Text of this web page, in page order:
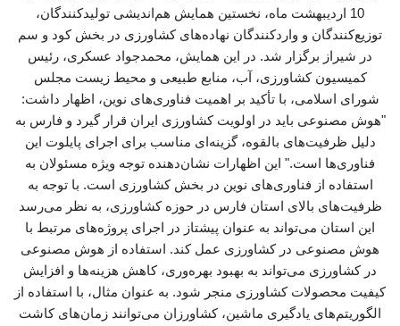
10 اردیبهشت ماه، نخستین همایش هم‌اندیشی تولیدکنندگان،
توزیع‌کنندگان و واردکنندگان نهاده‌های کشاورزی در بخش کود و سم
در شیراز برگزار شد. در این همایش، محمدجواد عسکری، رئیس
کمیسیون کشاورزی، آب، منابع طبیعی و محیط زیست مجلس
شورای اسلامی، با تأکید بر اهمیت فناوری‌های نوین، اظهار داشت:
"هوش مصنوعی باید در اولویت کشاورزی ایران قرار گیرد و فارس به
دلیل ظرفیت‌های بالقوه، گزینه‌ای مناسب برای اجرای پایلوت این
فناوری‌ها است." این اظهارات نشان‌دهنده توجه ویژه مسئولان به
استفاده از فناوری‌های نوین در بخش کشاورزی است. با توجه به
ظرفیت‌های بالای استان فارس در حوزه کشاورزی، به نظر می‌رسد
این استان می‌تواند به عنوان پیشتاز در اجرای پروژه‌های مرتبط با
هوش مصنوعی در کشاورزی عمل کند. استفاده از هوش مصنوعی
در کشاورزی می‌تواند به بهبود بهره‌وری، کاهش هزینه‌ها و افزایش
کیفیت محصولات کشاورزی منجر شود. به عنوان مثال، با استفاده از
الگوریتم‌های یادگیری ماشین، کشاورزان می‌توانند زمان‌های کاشت